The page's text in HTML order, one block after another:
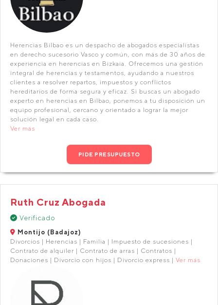
Herencias Bilbao es un despacho de abogados especialistas
en derecho sucesorio Vasco y común, con más de 30 años de
experiencia en herencias en Bizkaia. Ofrecemos una gestión
integral de herencias y testamentos, ayudando a nuestros
clientes a resolver repartos, impuestos y conflictos
hereditarios de forma segura y eficaz. Si buscas un abogado
experto en herencias en Bilbao, ponemos a tu disposición un
equipo profesional, cercano y orientado a lograr la mejor
solución legal en cada caso.
Ver más
PIDE PRESUPUESTO
Ruth Cruz Abogada
Verificado
Montijo (Badajoz)
Divorcios | Herencias | Familia | Impuesto de sucesiones |
Contrato de alquiler | Contrato de arras | Contratos |
Donaciones | Divorcio con hijos | Divorcio express | Ver más